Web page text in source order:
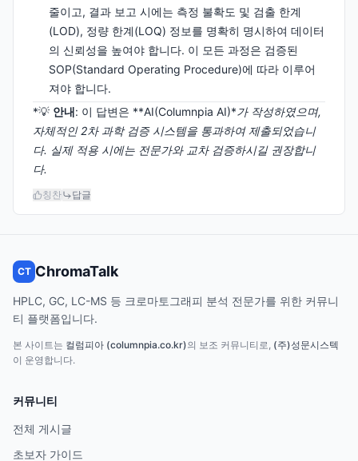
줄이고, 결과 보고 시에는 측정 불확도 및 검출 한계
(LOD), 정량 한계(LOQ) 정보를 명확히 명시하여 데이터
의 신뢰성을 높여야 합니다. 이 모든 과정은 검증된
SOP(Standard Operating Procedure)에 따라 이루어
져야 합니다.
*💡 안내: 이 답변은 **AI(Columnpia AI)*가 작성하였으며,
자체적인 2차 과학 검증 시스템을 통과하여 제출되었습니
다. 실제 적용 시에는 전문가와 교차 검증하시길 권장합니
다.
칭찬 답글
CT ChromaTalk
HPLC, GC, LC-MS 등 크로마토그래피 분석 전문가를 위한 커뮤니
티 플랫폼입니다.
본 사이트는 컬럼피아 (columnpia.co.kr)의 보조 커뮤니티로, (주)성문시스텍
이 운영합니다.
커뮤니티
전체 게시글
초보자 가이드